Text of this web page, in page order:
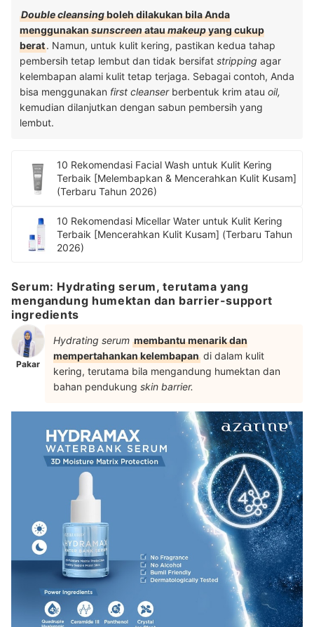
Double cleansingboleh dilakukan bila Anda
menggunakansunscreenataumakeupyang cukup
berat. Namun, untuk kulit kering, pastikan kedua tahap
pembersih tetap lembut dan tidak bersifat stripping agar
kelembapan alami kulit tetap terjaga. Sebagai contoh, Anda
bisa menggunakan first cleanser berbentuk krim atau oil,
kemudian dilanjutkan dengan sabun pembersih yang
lembut.
10 Rekomendasi Facial Wash untuk Kulit Kering
Terbaik [Melembapkan & Mencerahkan Kulit Kusam]
(Terbaru Tahun 2026)
10 Rekomendasi Micellar Water untuk Kulit Kering
Terbaik [Mencerahkan Kulit Kusam] (Terbaru Tahun
2026)
Serum: Hydrating serum, terutama yang
mengandung humektan dan barrier-support
ingredients
Pakar
Hydrating serum membantu menarik dan
mempertahankan kelembapan di dalam kulit
kering, terutama bila mengandung humektan dan
bahan pendukung skin barrier.